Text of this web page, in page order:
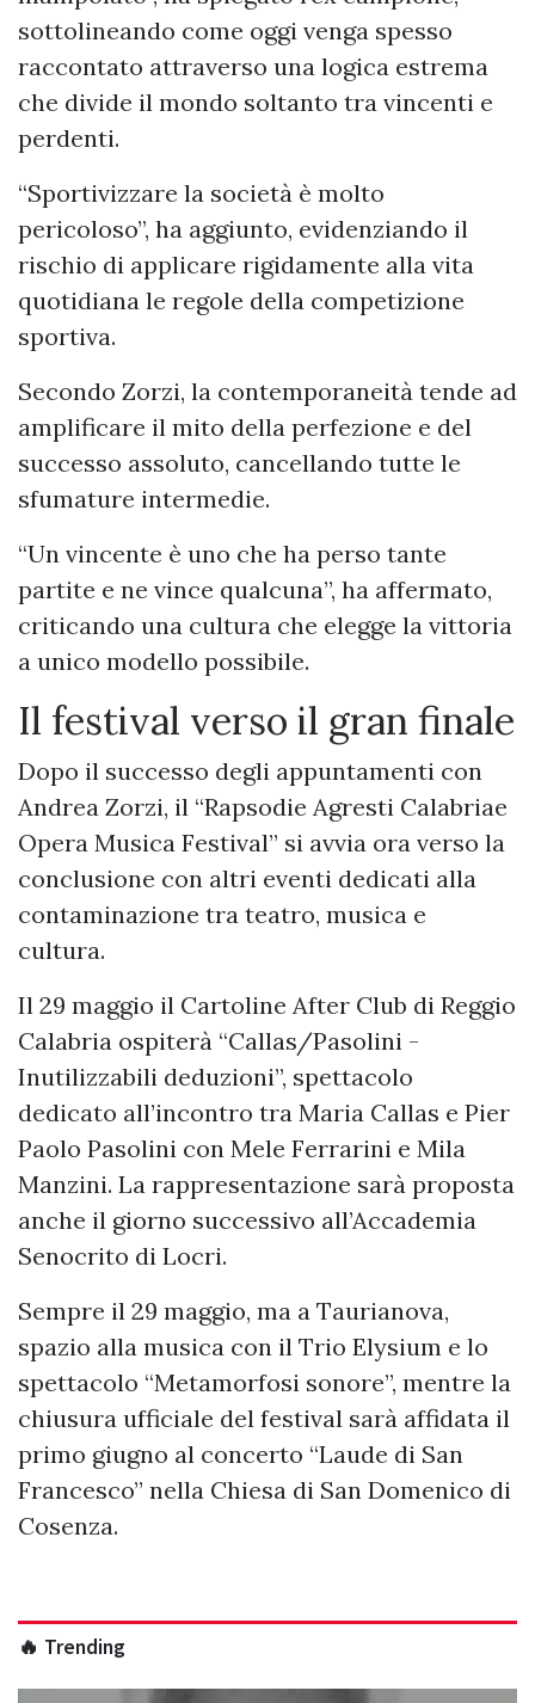
sottolineando come oggi venga spesso
raccontato attraverso una logica estrema
che divide il mondo soltanto tra vincenti e
perdenti.
“Sportivizzare la società è molto
pericoloso”, ha aggiunto, evidenziando il
rischio di applicare rigidamente alla vita
quotidiana le regole della competizione
sportiva.
Secondo Zorzi, la contemporaneità tende ad
amplificare il mito della perfezione e del
successo assoluto, cancellando tutte le
sfumature intermedie.
“Un vincente è uno che ha perso tante
partite e ne vince qualcuna”, ha affermato,
criticando una cultura che elegge la vittoria
a unico modello possibile.
Il festival verso il gran finale
Dopo il successo degli appuntamenti con
Andrea Zorzi, il “Rapsodie Agresti Calabriae
Opera Musica Festival” si avvia ora verso la
conclusione con altri eventi dedicati alla
contaminazione tra teatro, musica e
cultura.
Il 29 maggio il Cartoline After Club di Reggio
Calabria ospiterà “Callas/Pasolini -
Inutilizzabili deduzioni”, spettacolo
dedicato all’incontro tra Maria Callas e Pier
Paolo Pasolini con Mele Ferrarini e Mila
Manzini. La rappresentazione sarà proposta
anche il giorno successivo all’Accademia
Senocrito di Locri.
Sempre il 29 maggio, ma a Taurianova,
spazio alla musica con il Trio Elysium e lo
spettacolo “Metamorfosi sonore”, mentre la
chiusura ufficiale del festival sarà affidata il
primo giugno al concerto “Laude di San
Francesco” nella Chiesa di San Domenico di
Cosenza.
🔥 Trending